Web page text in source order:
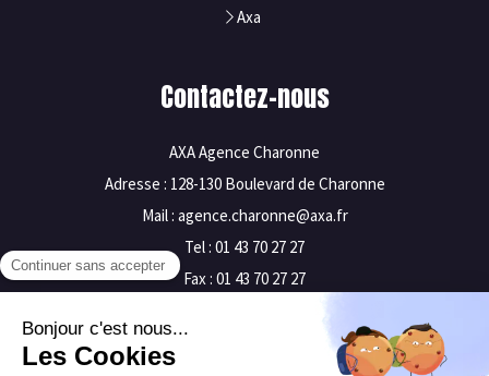
Axa
Contactez-nous
AXA Agence Charonne
Adresse : 128-130 Boulevard de Charonne
Mail : agence.charonne@axa.fr
Tel : 01 43 70 27 27
Fax : 01 43 70 27 27